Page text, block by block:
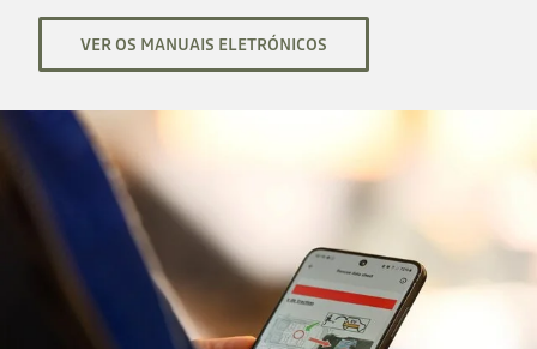
VER OS MANUAIS ELETRÓNICOS